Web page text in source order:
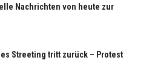
Nachrichten von heute zur
Streeting tritt zurück – Protest